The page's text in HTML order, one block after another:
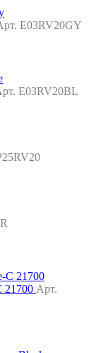
E03RV20GY
E03RV20BL
21700 Арт.